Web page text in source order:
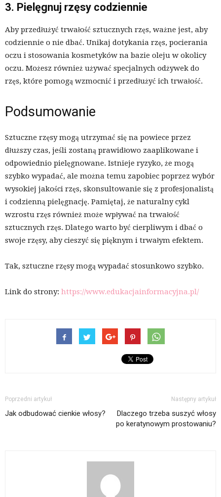
3. Pielęgnuj rzęsy codziennie
Aby przedłużyć trwałość sztucznych rzęs, ważne jest, aby
codziennie o nie dbać. Unikaj dotykania rzęs, pocierania
oczu i stosowania kosmetyków na bazie oleju w okolicy
oczu. Możesz również używać specjalnych odżywek do
rzęs, które pomogą wzmocnić i przedłużyć ich trwałość.
Podsumowanie
Sztuczne rzęsy mogą utrzymać się na powiece przez
dłuższy czas, jeśli zostaną prawidłowo zaaplikowane i
odpowiednio pielęgnowane. Istnieje ryzyko, że mogą
szybko wypadać, ale można temu zapobiec poprzez wybór
wysokiej jakości rzęs, skonsultowanie się z profesjonalistą
i codzienną pielęgnację. Pamiętaj, że naturalny cykl
wzrostu rzęs również może wpływać na trwałość
sztucznych rzęs. Dlatego warto być cierpliwym i dbać o
swoje rzęsy, aby cieszyć się pięknym i trwałym efektem.
Tak, sztuczne rzęsy mogą wypadać stosunkowo szybko.
Link do strony: https://www.edukacjainformacyjna.pl/
Poprzedni artykuł
Jak odbudować cienkie włosy?
Następny artykuł
Dlaczego trzeba suszyć włosy
po keratynowym prostowaniu?